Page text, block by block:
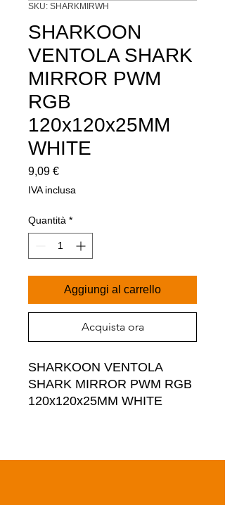
SKU: SHARKMIRWH
SHARKOON
VENTOLA SHARK
MIRROR PWM
RGB
120x120x25MM
WHITE
9,09 €Prezzo
IVA inclusa
Quantità *
Aggiungi al carrello
Acquista ora
SHARKOON VENTOLA
SHARK MIRROR PWM RGB
120x120x25MM WHITE